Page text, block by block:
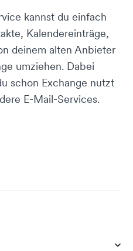
kannst du einfach
Kalendereinträge,
deinem alten Anbieter
umziehen. Dabei
schon Exchange nutzt
E-Mail-Services.